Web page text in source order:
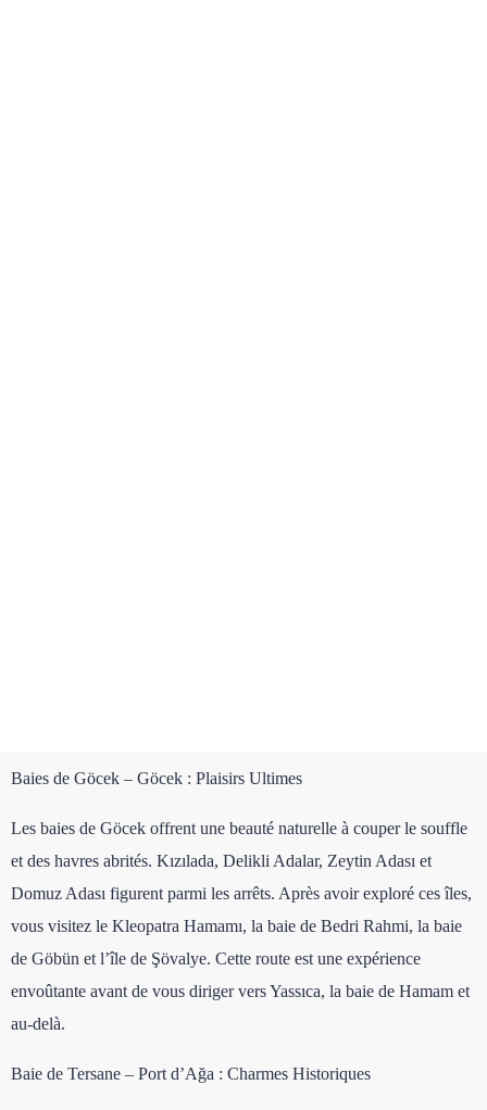
Baies de Göcek – Göcek : Plaisirs Ultimes
Les baies de Göcek offrent une beauté naturelle à couper le souffle
et des havres abrités. Kızılada, Delikli Adalar, Zeytin Adası et
Domuz Adası figurent parmi les arrêts. Après avoir exploré ces îles,
vous visitez le Kleopatra Hamamı, la baie de Bedri Rahmi, la baie
de Göbün et l’île de Şövalye. Cette route est une expérience
envoûtante avant de vous diriger vers Yassıca, la baie de Hamam et
au-delà.
Baie de Tersane – Port d’Ağa : Charmes Historiques